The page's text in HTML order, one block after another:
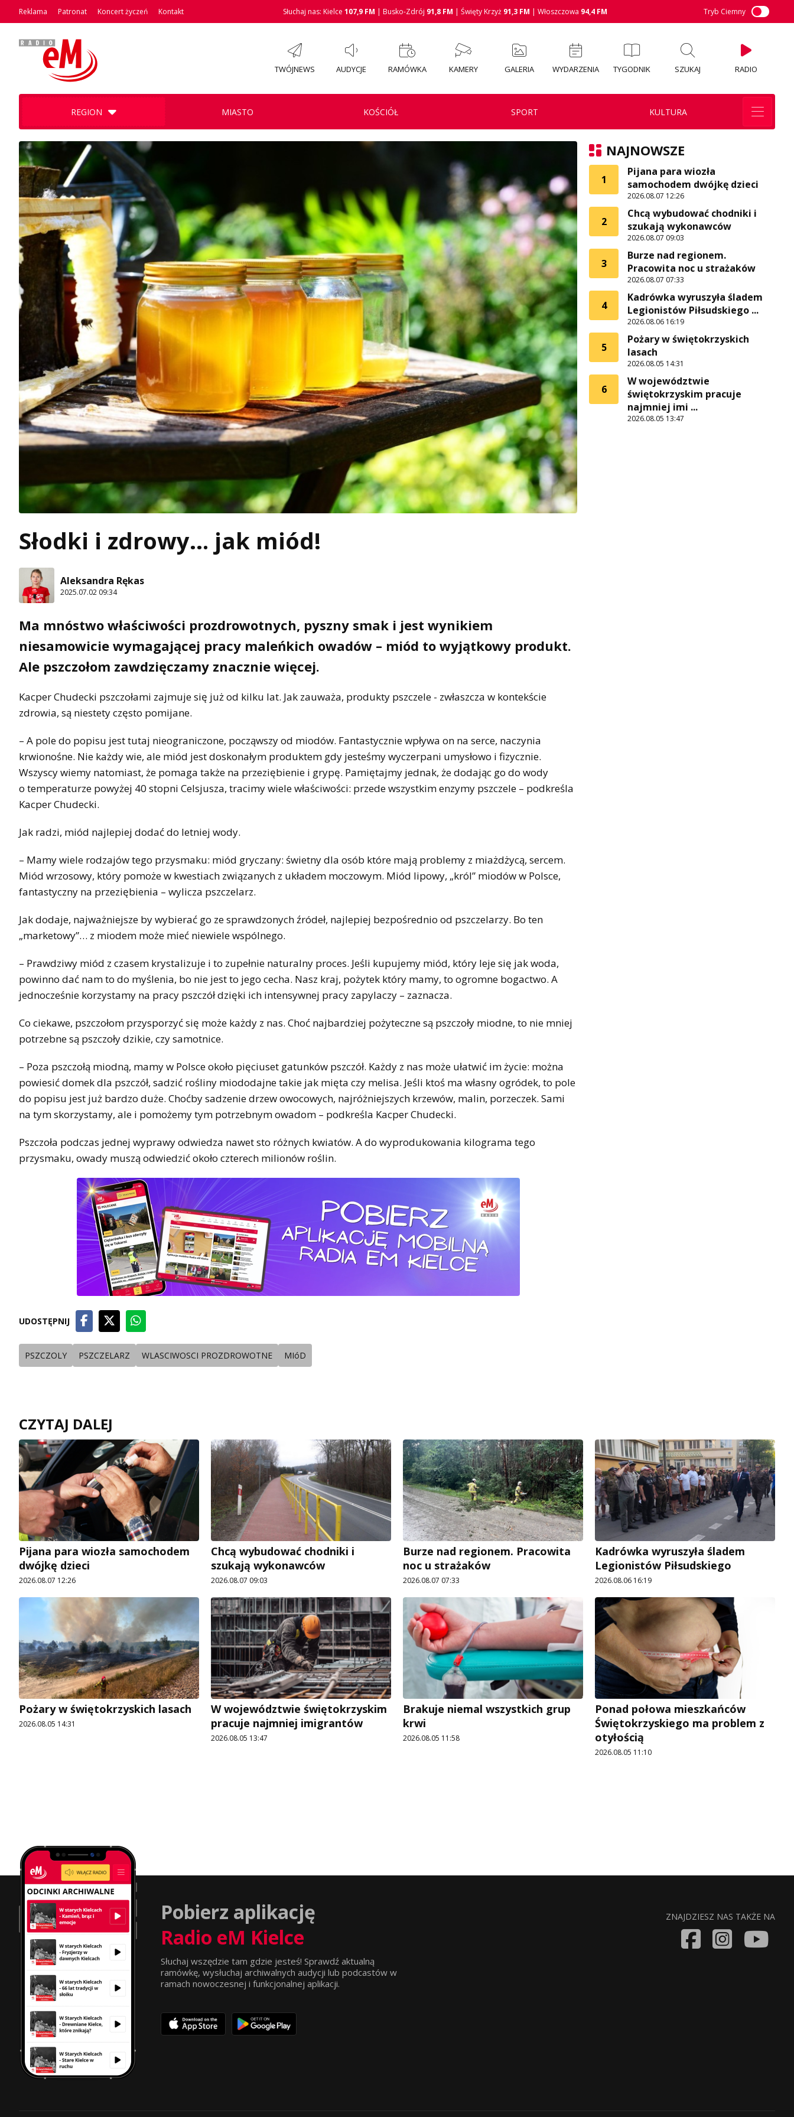
Reklama Patronat Koncert życzeń Kontakt Słuchaj nas: Kielce 107,9 FM | Busko-Zdrój 91,8 FM | Święty Krzyż 91,3 FM | Włoszczowa 94,4 FM Tryb Ciemny
TWÓJNEWS AUDYCJE RAMÓWKA KAMERY GALERIA WYDARZENIA TYGODNIK SZUKAJ RADIO
REGION MIASTO KOŚCIÓŁ SPORT KULTURA
Słodki i zdrowy… jak miód!
Aleksandra Rękas
2025.07.02 09:34
Ma mnóstwo właściwości prozdrowotnych, pyszny smak i jest wynikiem
niesamowicie wymagającej pracy maleńkich owadów – miód to wyjątkowy produkt.
Ale pszczołom zawdzięczamy znacznie więcej.
Kacper Chudecki pszczołami zajmuje się już od kilku lat. Jak zauważa, produkty pszczele - zwłaszcza w kontekście
zdrowia, są niestety często pomijane.
– A pole do popisu jest tutaj nieograniczone, począwszy od miodów. Fantastycznie wpływa on na serce, naczynia
krwionośne. Nie każdy wie, ale miód jest doskonałym produktem gdy jesteśmy wyczerpani umysłowo i fizycznie.
Wszyscy wiemy natomiast, że pomaga także na przeziębienie i grypę. Pamiętajmy jednak, że dodając go do wody
o temperaturze powyżej 40 stopni Celsjusza, tracimy wiele właściwości: przede wszystkim enzymy pszczele – podkreśla
Kacper Chudecki.
Jak radzi, miód najlepiej dodać do letniej wody.
– Mamy wiele rodzajów tego przysmaku: miód gryczany: świetny dla osób które mają problemy z miażdżycą, sercem.
Miód wrzosowy, który pomoże w kwestiach związanych z układem moczowym. Miód lipowy, „król” miodów w Polsce,
fantastyczny na przeziębienia – wylicza pszczelarz.
Jak dodaje, najważniejsze by wybierać go ze sprawdzonych źródeł, najlepiej bezpośrednio od pszczelarzy. Bo ten
„marketowy”… z miodem może mieć niewiele wspólnego.
– Prawdziwy miód z czasem krystalizuje i to zupełnie naturalny proces. Jeśli kupujemy miód, który leje się jak woda,
powinno dać nam to do myślenia, bo nie jest to jego cecha. Nasz kraj, pożytek który mamy, to ogromne bogactwo. A
jednocześnie korzystamy na pracy pszczół dzięki ich intensywnej pracy zapylaczy – zaznacza.
Co ciekawe, pszczołom przysporzyć się może każdy z nas. Choć najbardziej pożyteczne są pszczoły miodne, to nie mniej
potrzebne są pszczoły dzikie, czy samotnice.
– Poza pszczołą miodną, mamy w Polsce około pięciuset gatunków pszczół. Każdy z nas może ułatwić im życie: można
powiesić domek dla pszczół, sadzić rośliny miododajne takie jak mięta czy melisa. Jeśli ktoś ma własny ogródek, to pole
do popisu jest już bardzo duże. Choćby sadzenie drzew owocowych, najróżniejszych krzewów, malin, porzeczek. Sami
na tym skorzystamy, ale i pomożemy tym potrzebnym owadom – podkreśla Kacper Chudecki.
Pszczoła podczas jednej wyprawy odwiedza nawet sto różnych kwiatów. A do wyprodukowania kilograma tego
przysmaku, owady muszą odwiedzić około czterech milionów roślin.
UDOSTĘPNIJ
PSZCZOLY PSZCZELARZ WLASCIWOSCI PROZDROWOTNE MIóD
NAJNOWSZE
1
Pijana para wiozła
samochodem dwójkę dzieci
2026.08.07 12:26
2
Chcą wybudować chodniki i
szukają wykonawców
2026.08.07 09:03
3
Burze nad regionem.
Pracowita noc u strażaków
2026.08.07 07:33
4
Kadrówka wyruszyła śladem
Legionistów Piłsudskiego ...
2026.08.06 16:19
5
Pożary w świętokrzyskich
lasach
2026.08.05 14:31
6
W województwie
świętokrzyskim pracuje
najmniej imi ...
2026.08.05 13:47
CZYTAJ DALEJ
Pijana para wiozła samochodem
dwójkę dzieci
2026.08.07 12:26
Chcą wybudować chodniki i
szukają wykonawców
2026.08.07 09:03
Burze nad regionem. Pracowita
noc u strażaków
2026.08.07 07:33
Kadrówka wyruszyła śladem
Legionistów Piłsudskiego
2026.08.06 16:19
Pożary w świętokrzyskich lasach
2026.08.05 14:31
W województwie świętokrzyskim
pracuje najmniej imigrantów
2026.08.05 13:47
Brakuje niemal wszystkich grup
krwi
2026.08.05 11:58
Ponad połowa mieszkańców
Świętokrzyskiego ma problem z
otyłością
2026.08.05 11:10
Pobierz aplikację
Radio eM Kielce
Słuchaj wszędzie tam gdzie jesteś! Sprawdź aktualną
ramówkę, wysłuchaj archiwalnych audycji lub podcastów w
ramach nowoczesnej i funkcjonalnej aplikacji.
ZNAJDZIESZ NAS TAKŻE NA